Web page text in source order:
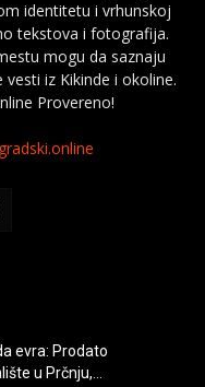
identitetu i vrhunskoj
tekstova i fotografija.
mogu da saznaju
iz Kikinde i okoline.
Provereno!
evra: Prodato
u Prčnju,...